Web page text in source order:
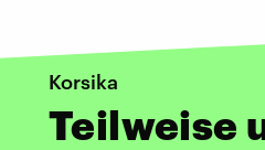
Korsika
Teilweise